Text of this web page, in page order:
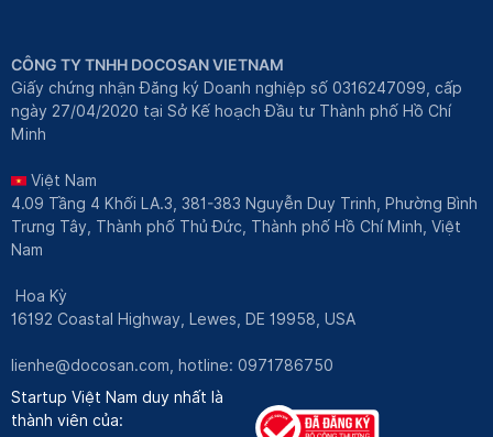
CÔNG TY TNHH DOCOSAN VIETNAM
Giấy chứng nhận Đăng ký Doanh nghiệp số 0316247099, cấp
ngày 27/04/2020 tại Sở Kế hoạch Đầu tư Thành phố Hồ Chí
Minh
Việt Nam
4.09 Tầng 4 Khối LA.3, 381-383 Nguyễn Duy Trinh, Phường Bình
Trưng Tây, Thành phố Thủ Đức, Thành phố Hồ Chí Minh, Việt
Nam
Hoa Kỳ
16192 Coastal Highway, Lewes, DE 19958, USA
lienhe@docosan.com , hotline: 0971786750
Startup Việt Nam duy nhất là
thành viên của: